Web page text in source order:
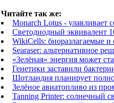
Читайте так же:
Monarch Lotus - улавливает
Светодиодный эквивалент
WikiCells: биоразлагаемые
Searaser: альтернативное
«Зелёная» энергия может
Генетики заставили
Шотландия планирует
Зелёное авиатопливо из
Tanning Printer: солнечный